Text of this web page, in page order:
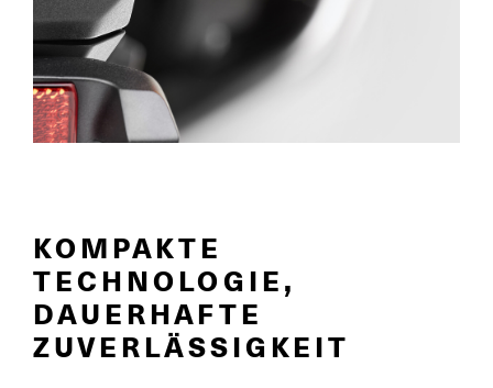
KOMPAKTE
TECHNOLOGIE,
DAUERHAFTE
ZUVERLÄSSIGKEIT